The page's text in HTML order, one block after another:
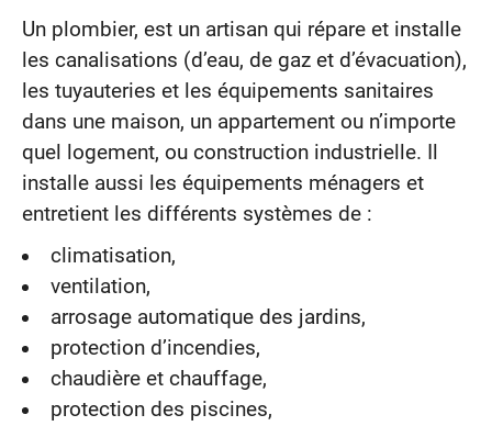
Un plombier, est un artisan qui répare et installe
les canalisations (d’eau, de gaz et d’évacuation),
les tuyauteries et les équipements sanitaires
dans une maison, un appartement ou n’importe
quel logement, ou construction industrielle. Il
installe aussi les équipements ménagers et
entretient les différents systèmes de :
climatisation,
ventilation,
arrosage automatique des jardins,
protection d’incendies,
chaudière et chauffage,
protection des piscines,